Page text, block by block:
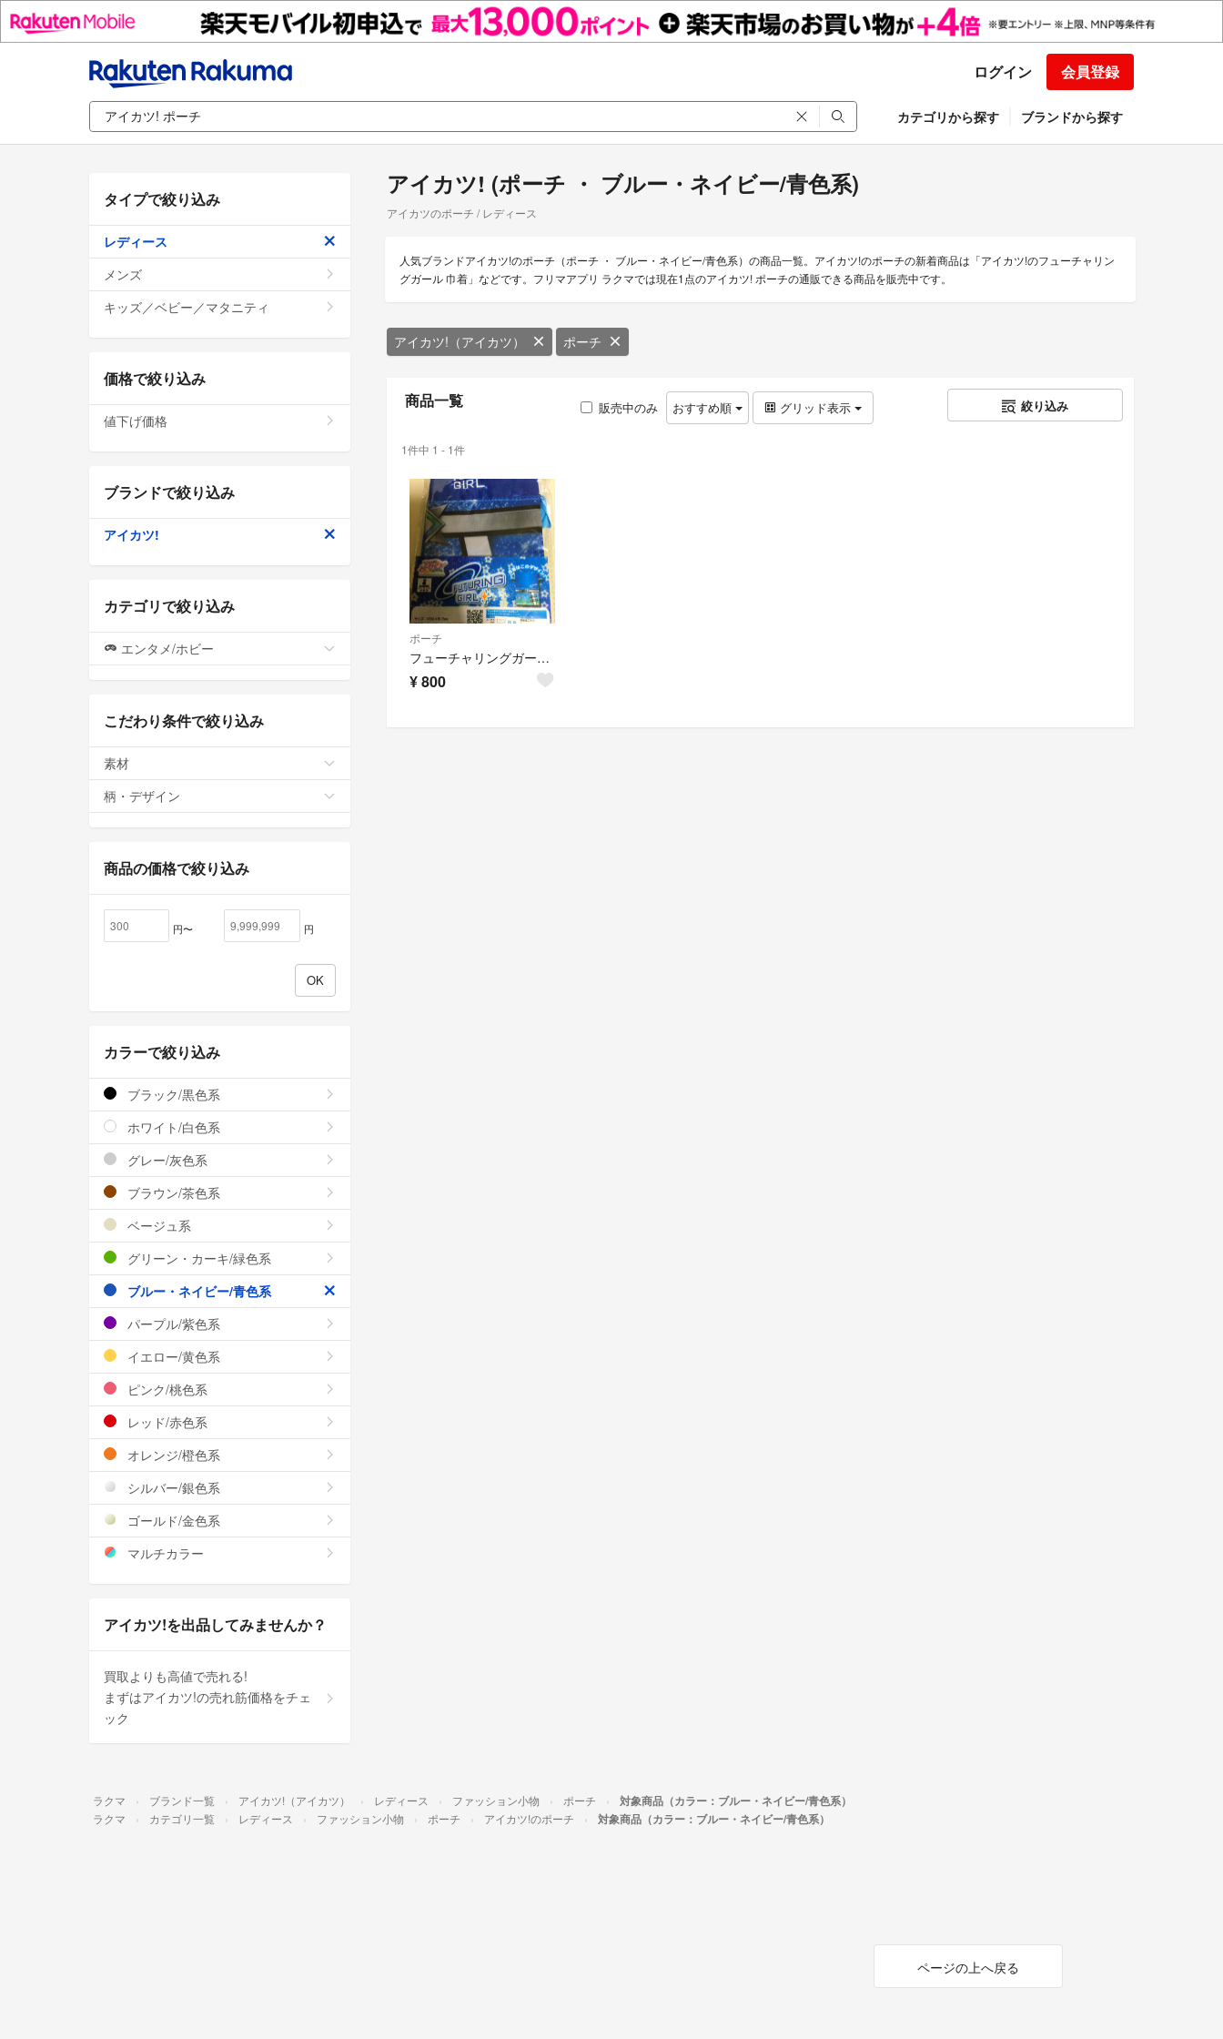
ログイン 会員登録
カテゴリから探す ブランドから探す
アイカツ! (ポーチ ・ ブルー・ネイビー/青色系)
アイカツのポーチ / レディース
人気ブランドアイカツ!のポーチ（ポーチ ・ ブルー・ネイビー/青色系）の商品一覧。アイカツ!のポーチの新着商品は「アイカツ!のフューチャリン
グガール 巾着」などです。フリマアプリ ラクマでは現在1点のアイカツ! ポーチの通販できる商品を販売中です。
アイカツ!（アイカツ） ポーチ
商品一覧 販売中のみ おすすめ順 グリッド表示 絞り込み
1件中 1 - 1件
ポーチ
フューチャリングガール 巾着
¥800
タイプで絞り込み
レディース
メンズ
キッズ／ベビー／マタニティ
価格で絞り込み
値下げ価格
ブランドで絞り込み
アイカツ!
カテゴリで絞り込み
エンタメ/ホビー
こだわり条件で絞り込み
素材
柄・デザイン
商品の価格で絞り込み
円〜 円
カラーで絞り込み
ブラック/黒色系
ホワイト/白色系
グレー/灰色系
ブラウン/茶色系
ベージュ系
グリーン・カーキ/緑色系
ブルー・ネイビー/青色系
パープル/紫色系
イエロー/黄色系
ピンク/桃色系
レッド/赤色系
オレンジ/橙色系
シルバー/銀色系
ゴールド/金色系
マルチカラー
アイカツ!を出品してみませんか？
買取よりも高値で売れる!
まずはアイカツ!の売れ筋価格をチェ
ック
ラクマ ブランド一覧 アイカツ!（アイカツ） レディース ファッション小物 ポーチ 対象商品（カラー：ブルー・ネイビー/青色系）
ラクマ カテゴリ一覧 レディース ファッション小物 ポーチ アイカツ!のポーチ 対象商品（カラー：ブルー・ネイビー/青色系）
ページの上へ戻る